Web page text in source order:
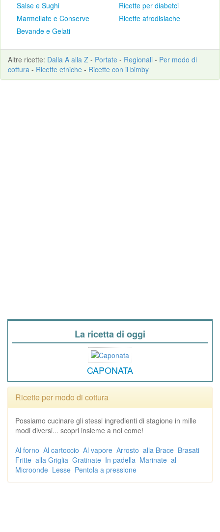
Salse e Sughi
Marmellate e Conserve
Bevande e Gelati
Ricette per diabetci
Ricette afrodisiache
Altre ricette: Dalla A alla Z - Portate - Regionali - Per modo di
cottura - Ricette etniche - Ricette con il bimby
La ricetta di oggi
CAPONATA
Ricette per modo di cottura
Possiamo cucinare gli stessi ingredienti di stagione in mille
modi diversi... scopri insieme a noi come!
Al forno Al cartoccio Al vapore Arrosto alla Brace Brasati
Fritte alla Griglia Gratinate In padella Marinate al
Microonde Lesse Pentola a pressione